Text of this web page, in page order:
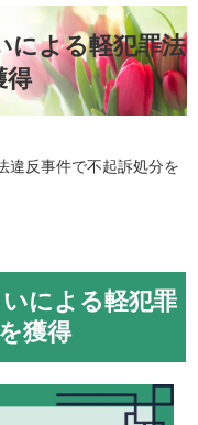
による軽犯罪法
得
違反事件で不起訴処分を
による軽犯罪
獲得